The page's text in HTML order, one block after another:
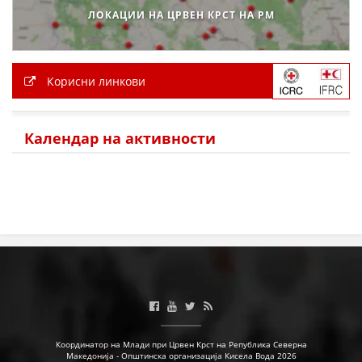
МЕЃУНАРОДНА СОРАБОТКА
ЗНАЧЕЊЕ НА СЛУЖБАТА ЗА БАРАЊЕ
ЗДРАВСТВЕНО ПРЕВЕНТИВНА ДЕЈНОСТ
ЛОКАЦИИ НА ЦРВЕН КРСТ НА РМ
Корисни линкови
Календар на активности
Координатор на Млади при Црвен Крст на Република Северна
Македонија - Општинска организација Кисела Вода 2026